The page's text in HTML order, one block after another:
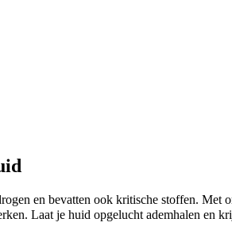
en bevatten ook kritische stoffen. Met
Laat je huid opgelucht ademhalen en